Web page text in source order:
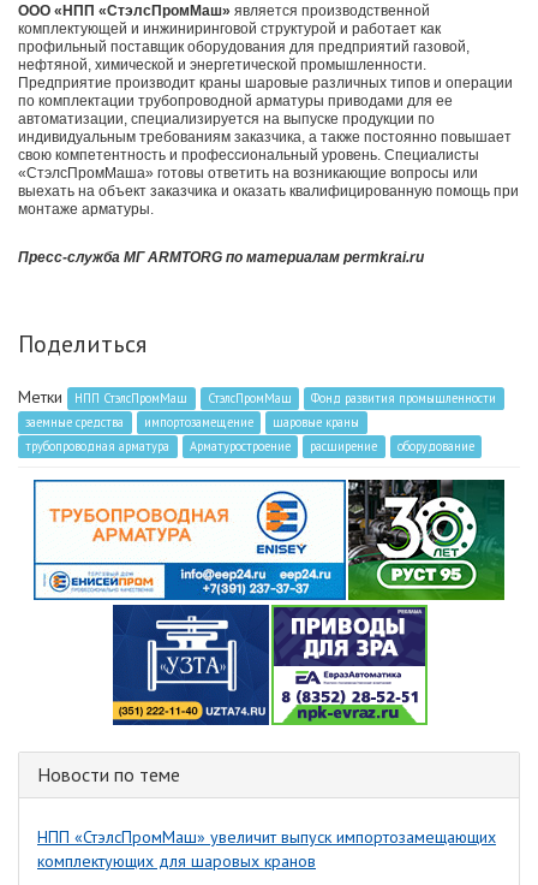
ООО «НПП «СтэлсПромМаш» является производственной
комплектующей и инжиниринговой структурой и работает как
профильный поставщик оборудования для предприятий газовой,
нефтяной, химической и энергетической промышленности.
Предприятие производит краны шаровые различных типов и операции
по комплектации трубопроводной арматуры приводами для ее
автоматизации, специализируется на выпуске продукции по
индивидуальным требованиям заказчика, а также постоянно повышает
свою компетентность и профессиональный уровень. Специалисты
«СтэлсПромМаша» готовы ответить на возникающие вопросы или
выехать на объект заказчика и оказать квалифицированную помощь при
монтаже арматуры.
Пресс-служба МГ ARMTORG по материалам permkrai.ru
Поделиться
Метки НПП СтэлсПромМаш СтэлсПромМаш
Фонд развития промышленности
заемные средства
импортозамещение
шаровые краны
трубопроводная арматура
Арматуростроение расширение оборудование
Новости по теме
НПП «СтэлсПромМаш» увеличит выпуск импортозамещающих
комплектующих для шаровых кранов